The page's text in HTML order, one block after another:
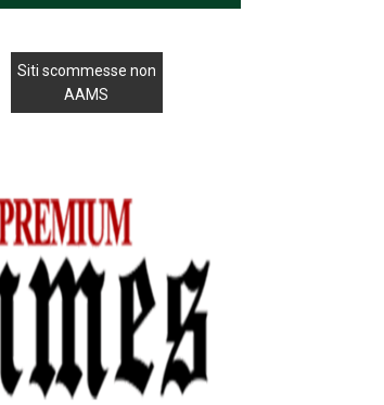
Siti scommesse non
AAMS